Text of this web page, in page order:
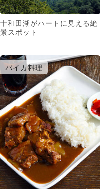
十和田湖がハートに見える絶
景スポット
パイカ料理